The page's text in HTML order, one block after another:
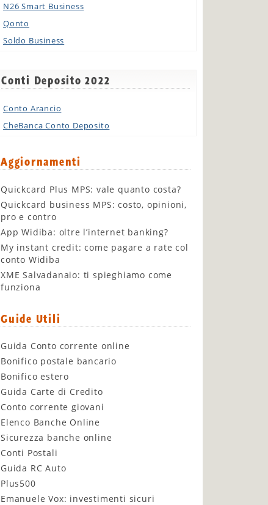
N26 Smart Business
Qonto
Soldo Business
Conti Deposito 2022
Conto Arancio
CheBanca Conto Deposito
Aggiornamenti
Quickcard Plus MPS: vale quanto costa?
Quickcard business MPS: costo, opinioni,
pro e contro
App Widiba: oltre l’internet banking?
My instant credit: come pagare a rate col
conto Widiba
XME Salvadanaio: ti spieghiamo come
funziona
Guide Utili
Guida Conto corrente online
Bonifico postale bancario
Bonifico estero
Guida Carte di Credito
Conto corrente giovani
Elenco Banche Online
Sicurezza banche online
Conti Postali
Guida RC Auto
Plus500
Emanuele Vox: investimenti sicuri